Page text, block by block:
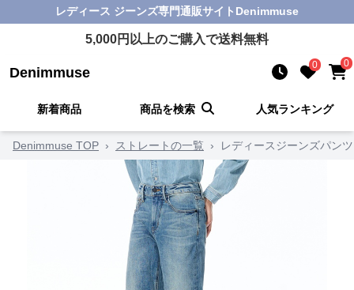
レディース ジーンズ専門通販サイト Denimmuse
5,000円以上のご購入で送料無料
Denimmuse 0 0
新着商品 商品を検索 人気ランキング
Denimmuse TOP › ストレートの一覧 › レディースジーンズパン